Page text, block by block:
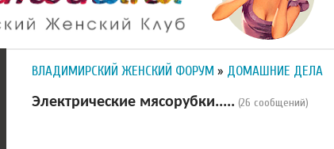
ВЛАДИМИРСКИЙ ЖЕНСКИЙ ФОРУМ » ДОМАШНИЕ ДЕЛА
Электрические мясорубки..... (26 сообщений)